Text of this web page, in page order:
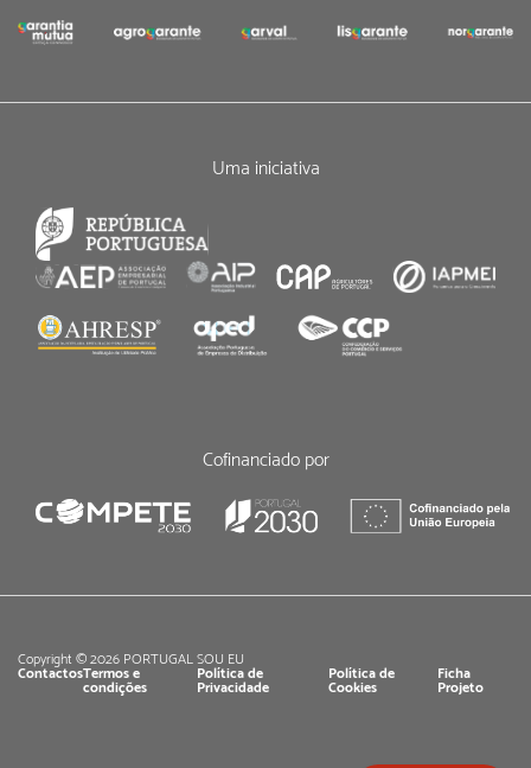
Uma iniciativa
Cofinanciado por
Copyright © 2026 PORTUGAL SOU EU
ContactosTermos e
condições
Política de
Privacidade
Política de
Cookies
Ficha
Projeto